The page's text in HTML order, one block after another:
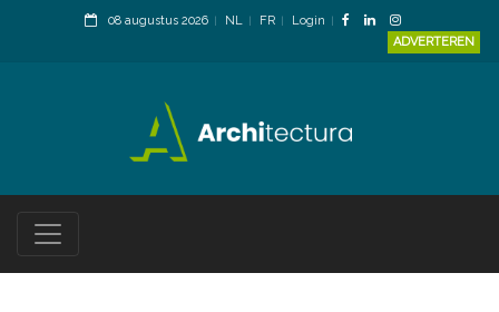
08 augustus 2026 NL FR
Login
ADVERTEREN